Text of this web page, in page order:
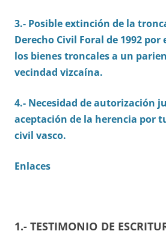
3.- Posible extinción de la
Derecho Civil Foral de 1992 por
los bienes troncales a un
vecindad vizcaína.
4.- Necesidad de autorización
aceptación de la herencia por
civil vasco.
Enlaces
1.- TESTIMONIO DE